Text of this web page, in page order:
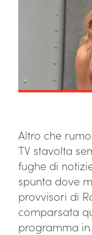
Altro che
TV stavolta
fughe di
spunta dove
provvisori di
comparsata
programma